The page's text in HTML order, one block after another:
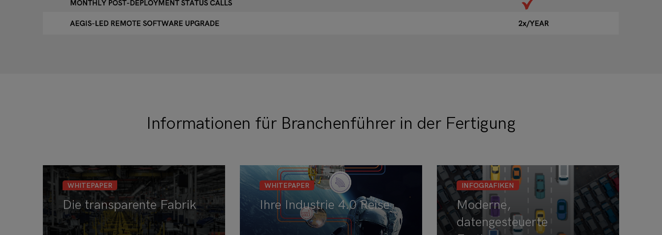
Informationen für Branchenführer in der Fertigung
WHITEPAPER
Die transparente Fabrik
WHITEPAPER
Ihre Industrie 4.0 Reise
INFOGRAFIKEN
Moderne,
datengesteuerte